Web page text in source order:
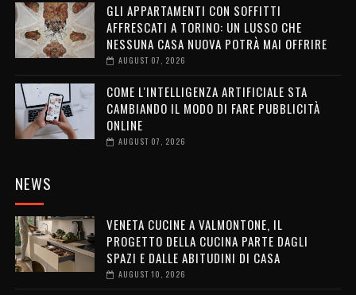
GLI APPARTAMENTI CON SOFFITTI
AFFRESCATI A TORINO: UN LUSSO CHE
NESSUNA CASA NUOVA POTRÀ MAI OFFRIRE
AUGUST 07, 2026
COME L'INTELLIGENZA ARTIFICIALE STA
CAMBIANDO IL MODO DI FARE PUBBLICITÀ
ONLINE
AUGUST 07, 2026
NEWS
VENETA CUCINE A VALMONTONE, IL
PROGETTO DELLA CUCINA PARTE DAGLI
SPAZI E DALLE ABITUDINI DI CASA
AUGUST 10, 2026